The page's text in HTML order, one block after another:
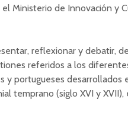
Ministerio de Innovación y
reflexionar y debatir,
referidos a los
y portugueses desarrollados
temprano (siglo XVI y XVII),